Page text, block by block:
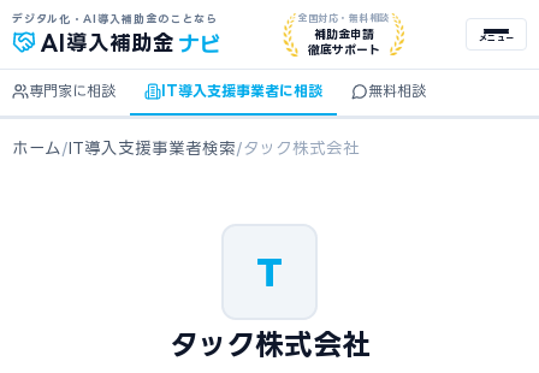
デジタル化・AI導入補助金のことなら
AI 導入補助金 ナビ
全国対応・無料相談
補助金申請
徹底サポート
メニュー
専門家に相談 IT導入支援事業者に相談 無料相談
ホーム /IT導入支援事業者検索/タック株式会社
T
タック株式会社